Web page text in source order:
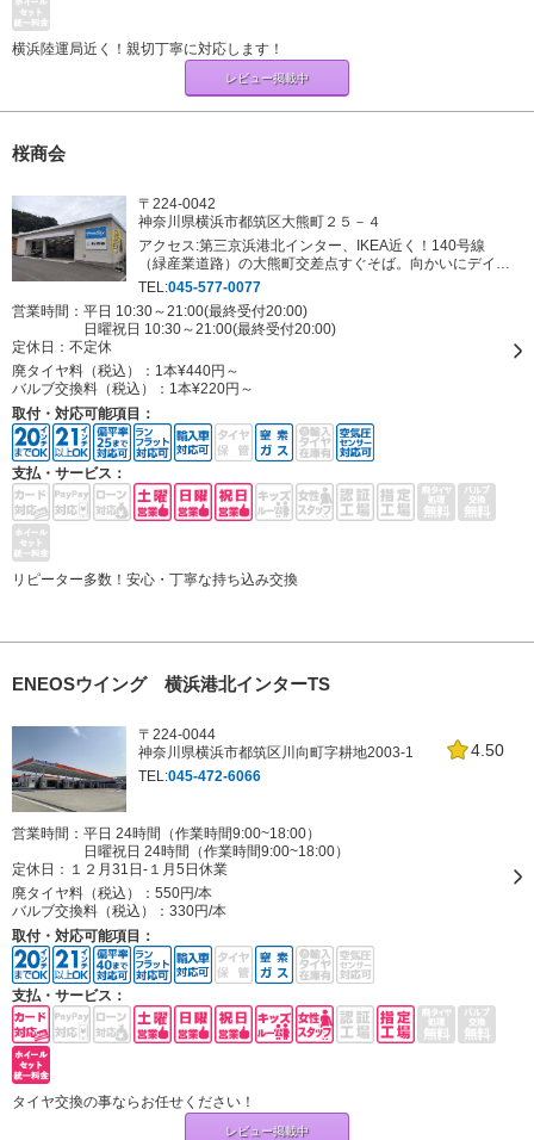
横浜陸運局近く！親切丁寧に対応します！
レビュー掲載中
桜商会
〒224-0042
神奈川県横浜市都筑区大熊町２５－４
アクセス:第三京浜港北インター、IKEA近く！140号線
（緑産業道路）の大熊町交差点すぐそば。向かいにデイリ
ーストアあります。
TEL:045-577-0077
営業時間：平日 10:30～21:00(最終受付20:00)
日曜祝日 10:30～21:00(最終受付20:00)
定休日： 不定休
廃タイヤ料（税込）： 1本¥440円～
バルブ交換料（税込）： 1本¥220円～
取付・対応可能項目：
支払・サービス：
リピーター多数！安心・丁寧な持ち込み交換
ENEOSウイング 横浜港北インターTS
4.50
〒224-0044
神奈川県横浜市都筑区川向町字耕地2003-1
TEL:045-472-6066
営業時間：平日 24時間（作業時間9:00~18:00）
日曜祝日 24時間（作業時間9:00~18:00）
定休日： １２月31日-１月5日休業
廃タイヤ料（税込）： 550円/本
バルブ交換料（税込）： 330円/本
取付・対応可能項目：
支払・サービス：
タイヤ交換の事ならお任せください！
レビュー掲載中